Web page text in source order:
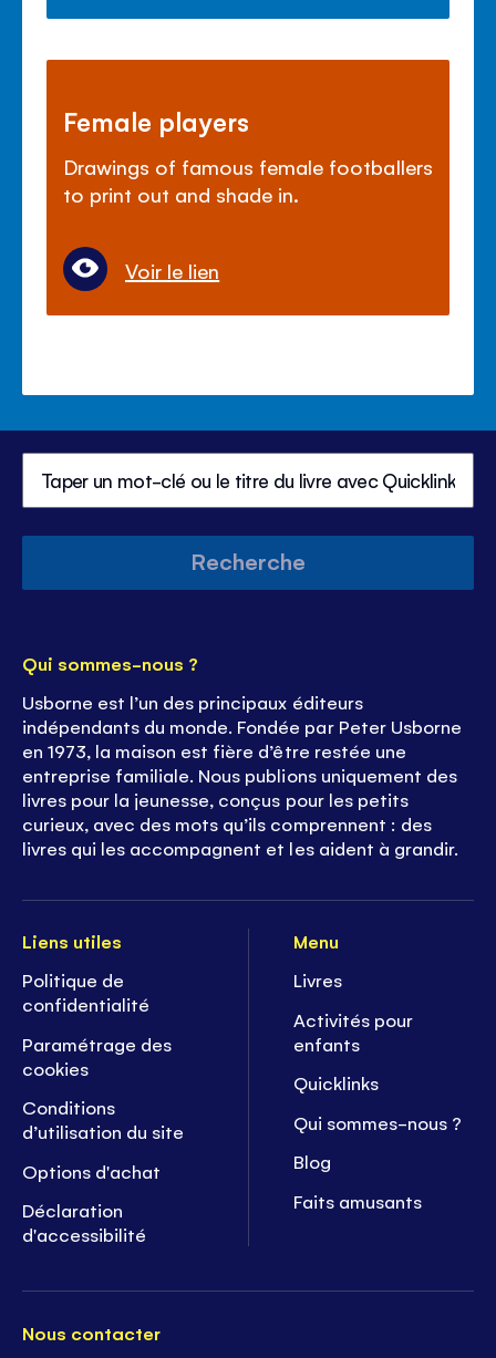
Female players
Drawings of famous female footballers
to print out and shade in.
Voir le lien
Recherche
Liens utiles
Politique de
confidentialité
Paramétrage des
cookies
Conditions
d’utilisation du site
Options d'achat
Déclaration
d'accessibilité
Menu
Livres
Activités pour
enfants
Quicklinks
Qui sommes-nous ?
Blog
Faits amusants
Nous contacter
Qui sommes-nous ?
Usborne est l’un des principaux éditeurs
indépendants du monde. Fondée par Peter Usborne
en 1973, la maison est fière d’être restée une
entreprise familiale. Nous publions uniquement des
livres pour la jeunesse, conçus pour les petits
curieux, avec des mots qu’ils comprennent : des
livres qui les accompagnent et les aident à grandir.